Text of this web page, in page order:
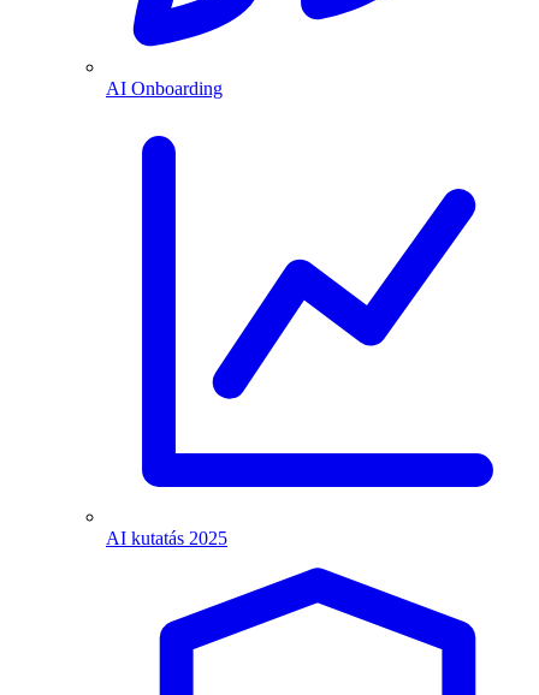
AI Onboarding
AI kutatás 2025